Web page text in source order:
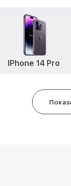
IPhone 14 Pro